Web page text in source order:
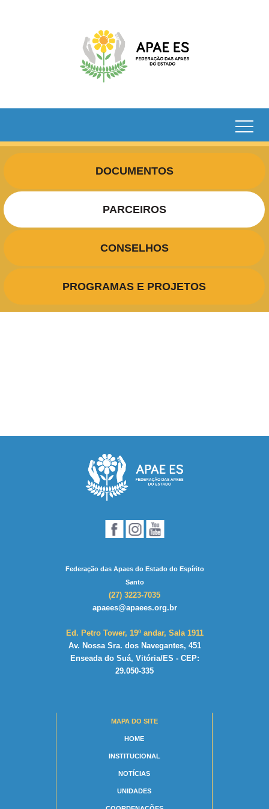
DOCUMENTOS
PARCEIROS
CONSELHOS
PROGRAMAS E PROJETOS
Federação das Apaes do Estado do Espírito
Santo
(27) 3223-7035
apaees@apaees.org.br
Ed. Petro Tower, 19º andar, Sala 1911
Av. Nossa Sra. dos Navegantes, 451
Enseada do Suá, Vitória/ES - CEP:
29.050-335
MAPA DO SITE
HOME
INSTITUCIONAL
NOTÍCIAS
UNIDADES